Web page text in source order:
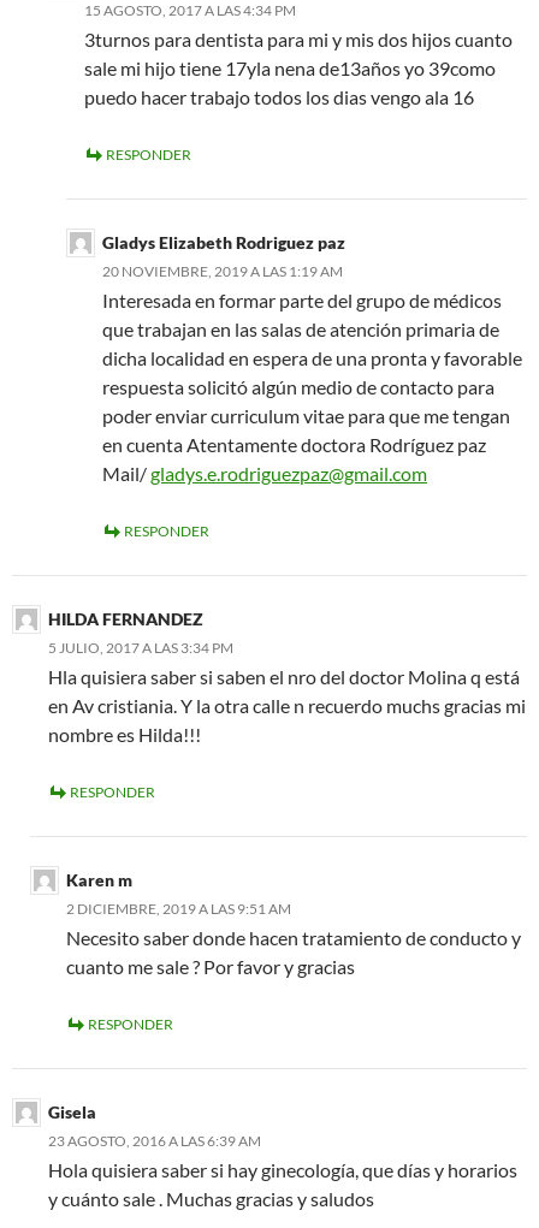
15 AGOSTO, 2017 A LAS 4:34 PM
3turnos para dentista para mi y mis dos hijos cuanto
sale mi hijo tiene 17yla nena de13años yo 39como
puedo hacer trabajo todos los dias vengo ala 16
RESPONDER
Gladys Elizabeth Rodriguez paz
20 NOVIEMBRE, 2019 A LAS 1:19 AM
Interesada en formar parte del grupo de médicos
que trabajan en las salas de atención primaria de
dicha localidad en espera de una pronta y favorable
respuesta solicitó algún medio de contacto para
poder enviar curriculum vitae para que me tengan
en cuenta Atentamente doctora Rodríguez paz
Mail/gladys.e.rodriguezpaz@gmail.com
RESPONDER
HILDA FERNANDEZ
5 JULIO, 2017 A LAS 3:34 PM
Hla quisiera saber si saben el nro del doctor Molina q está
en Av cristiania. Y la otra calle n recuerdo muchs gracias mi
nombre es Hilda!!!
RESPONDER
Karen m
2 DICIEMBRE, 2019 A LAS 9:51 AM
Necesito saber donde hacen tratamiento de conducto y
cuanto me sale ? Por favor y gracias
RESPONDER
Gisela
23 AGOSTO, 2016 A LAS 6:39 AM
Hola quisiera saber si hay ginecología, que días y horarios
y cuánto sale . Muchas gracias y saludos